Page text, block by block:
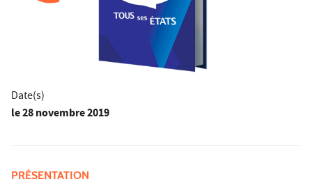
Date(s)
le28 novembre 2019
PRÉSENTATION